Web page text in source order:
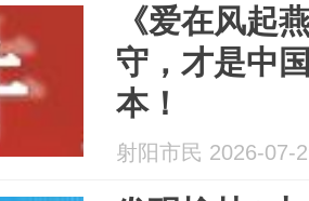
《爱在风起
守，才是中
本！
射阳市民 2026-07-